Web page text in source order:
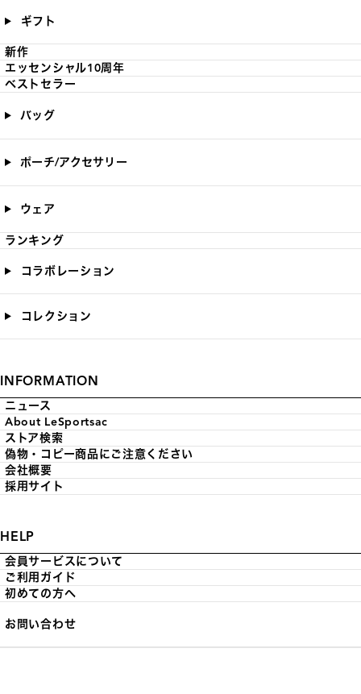
ギフト
新作
エッセンシャル10周年
ベストセラー
バッグ
ポーチ/アクセサリー
ウェア
ランキング
コラボレーション
コレクション
INFORMATION
ニュース
About LeSportsac
ストア検索
偽物・コピー商品にご注意ください
会社概要
採用サイト
HELP
会員サービスについて
ご利用ガイド
初めての方へ
お問い合わせ